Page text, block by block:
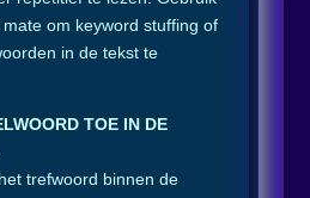
om keyword stuffing of
in de tekst te
TOE IN DE
trefwoord binnen de